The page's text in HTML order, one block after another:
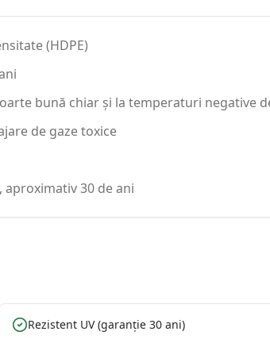
(HDPE)
bună chiar și la temperaturi negative
de gaze toxice
30 de ani
Rezistent UV (garanție 30 ani)